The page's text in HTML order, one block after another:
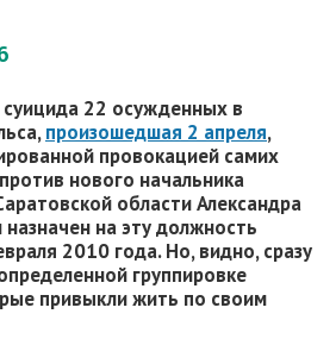
22 осужденных в
произошедшая 2 апреля,
провокацией самих
нового начальника
области Александра
на эту должность
2010 года. Но, видно, сразу
группировке
привыкли жить по своим